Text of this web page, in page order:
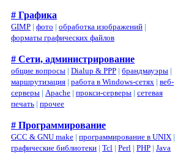
# Графика
GIMP | фото | обработка изображений |
форматы графических файлов
# Сети, администрирование
общие вопросы | Dialup & PPP | брандмауэры |
маршрутизация | работа в Windows-сетях | веб-
серверы | Apache | прокси-серверы | сетевая
печать | прочее
# Программирование
GCC & GNU make | программирование в UNIX |
графические библиотеки | Tcl | Perl | PHP | Java